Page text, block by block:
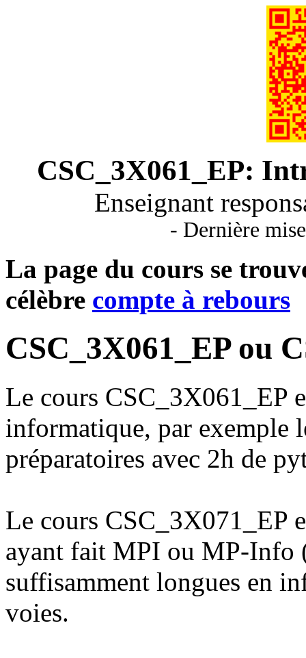
CSC_3X061_EP:
Enseignant
- Dernière
La page du cours se
célèbre compte à rebours
CSC_3X061_EP ou
Le cours CSC_3X061_EP
informatique, par exemple
préparatoires avec 2h de
Le cours CSC_3X071_EP
ayant fait MPI ou MP-Info
suffisamment longues en
voies.